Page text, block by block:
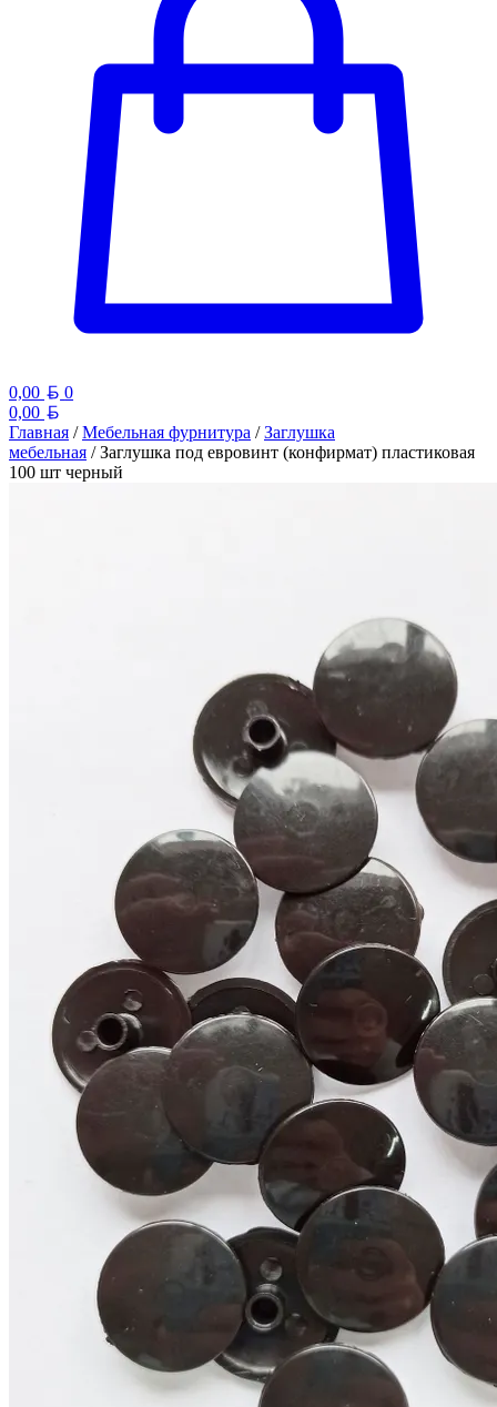
0,00 Белорусский рубль
0
0,00
Главная /Мебельная фурнитура /Заглушка
мебельная / Заглушка под евровинт (конфирмат) пластиковая
100 шт черный